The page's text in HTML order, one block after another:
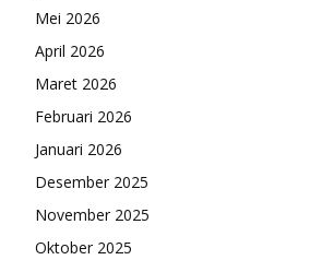
Mei 2026
April 2026
Maret 2026
Februari 2026
Januari 2026
Desember 2025
November 2025
Oktober 2025